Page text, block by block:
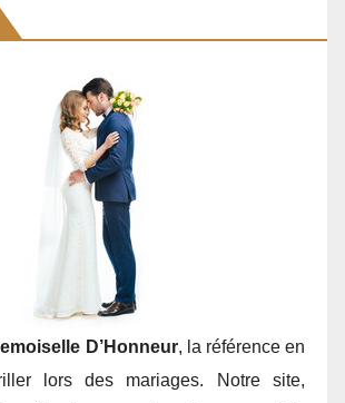
D’Honneur, la référence en
lors des mariages. Notre site,